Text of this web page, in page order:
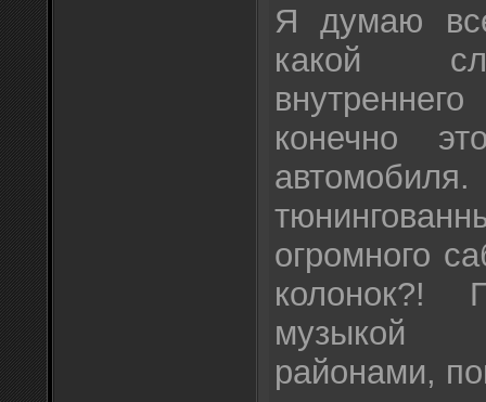
Я думаю
какой
конечно
огромного
колонок?!
музыкой
районами,